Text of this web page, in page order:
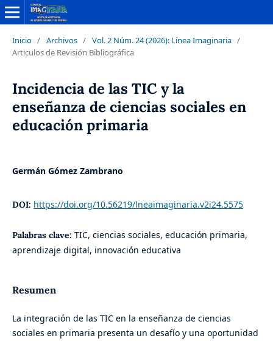
Inicio / Archivos / Vol. 2 Núm. 24 (2026): Línea Imaginaria /
Articulos de Revisión Bibliográfica
Incidencia de las TIC y la
enseñanza de ciencias sociales en
educación primaria
Germán Gómez Zambrano
DOI: https://doi.org/10.56219/lneaimaginaria.v2i24.5575
Palabras clave: TIC, ciencias sociales, educación primaria,
aprendizaje digital, innovación educativa
Resumen
La integración de las TIC en la enseñanza de ciencias
sociales en primaria presenta un desafío y una oportunidad